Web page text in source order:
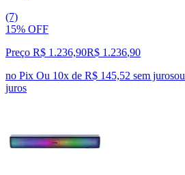
(7)
15% OFF
Preço R$ 1.236,90R$ 1.236,90
no Pix Ou 10x de R$ 145,52 sem jurosou
juros